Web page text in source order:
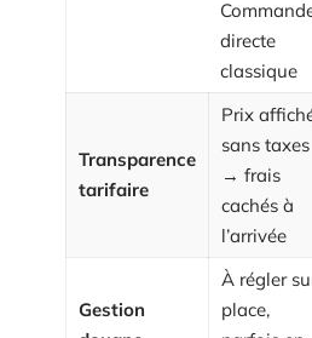
directe
classique
Transparence
tarifaire
Prix
sans taxes
→ frais
cachés à
l’arrivée
Gestion
À régler
place,